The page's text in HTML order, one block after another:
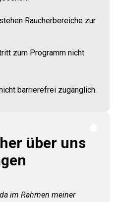
über uns
im Rahmen meiner
Raucherbereiche zur
zum Programm nicht
barrierefrei zugänglich.